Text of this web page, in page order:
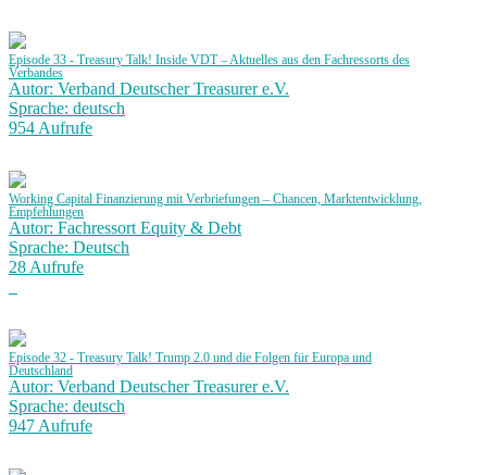
Episode 33 - Treasury Talk! Inside VDT – Aktuelles aus den Fachressorts des
Verbandes
Autor: Verband Deutscher Treasurer e.V.
Sprache: deutsch
954 Aufrufe
Working Capital Finanzierung mit Verbriefungen – Chancen, Marktentwicklung,
Empfehlungen
Autor: Fachressort Equity & Debt
Sprache: Deutsch
28 Aufrufe
Episode 32 - Treasury Talk! Trump 2.0 und die Folgen für Europa und
Deutschland
Autor: Verband Deutscher Treasurer e.V.
Sprache: deutsch
947 Aufrufe